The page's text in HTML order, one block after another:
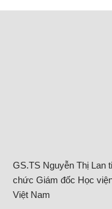
GS.TS Nguyễn Thị Lan
chức Giám đốc Học
Việt Nam